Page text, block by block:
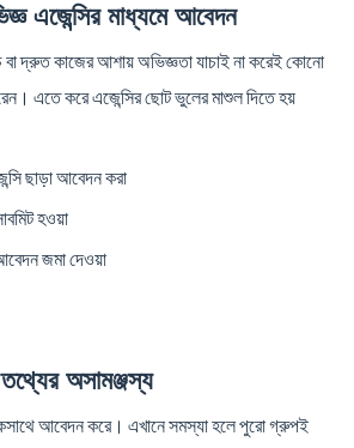
এজেন্সির মাধ্যমে আবেদন
দ্রুত কাজের আশায় অভিজ্ঞতা যাচাই না করেই কোনো
এতে করে এজেন্সির ছোট ভুলের মাশুল দিতে হয়
ছাড়া আবেদন করা
হওয়া
জমা দেওয়া
অসামঞ্জস্য
আবেদন করে। এখানে সমস্যা হলে পুরো গ্রুপই